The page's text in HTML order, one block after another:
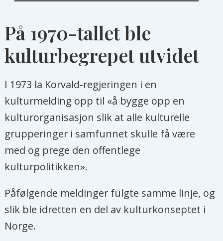
På 1970-tallet ble
kulturbegrepet utvidet
I 1973 la Korvald-regjeringen i en
kulturmelding opp til «å bygge opp en
kulturorganisasjon slik at alle kulturelle
grupperinger i samfunnet skulle få være
med og prege den offentlege
kulturpolitikken».
Påfølgende meldinger fulgte samme linje, og
slik ble idretten en del av kulturkonseptet i
Norge.